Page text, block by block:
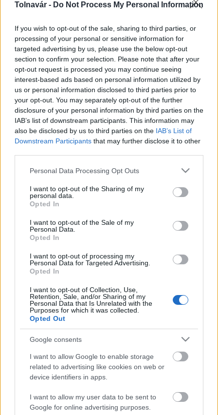
Tolnavár - Do Not Process My Personal Information
If you wish to opt-out of the sale, sharing to third parties, or
processing of your personal or sensitive information for
targeted advertising by us, please use the below opt-out
section to confirm your selection. Please note that after your
opt-out request is processed you may continue seeing
interest-based ads based on personal information utilized by
us or personal information disclosed to third parties prior to
your opt-out. You may separately opt-out of the further
disclosure of your personal information by third parties on the
IAB’s list of downstream participants. This information may
also be disclosed by us to third parties on the IAB’s List of
Downstream Participants that may further disclose it to other
Please note that this website/app uses one or more Google
not limited to your visit or usage behaviour. You may click to
grant or deny consent to Google and its third-party tags to
use your data for below specified purposes in below Google
consent section.
Personal Data Processing Opt Outs
I want to opt-out of the Sharing of my
personal data.
Opted In
I want to opt-out of the Sale of my
Personal Data.
Opted In
I want to opt-out of processing my
Personal Data for Targeted Advertising.
Opted In
I want to opt-out of Collection, Use,
Retention, Sale, and/or Sharing of my
Personal Data that Is Unrelated with the
Purposes for which it was collected.
Opted Out
Google consents
I want to allow Google to enable storage
related to advertising like cookies on web or
device identifiers in apps.
I want to allow my user data to be sent to
Google for online advertising purposes.
FELIRATKOZÁS
LEGFRISSEBB
Országos hírek Duna hőség
Megérkezett az eső a Duna
vízgyűjtőjére
Országos hírek
Egyetem
Országos hírek
szúnyoginvázió elkerülésében
Országos hírek
FELHASZNÁLTA AZ EMBERISÉG A FÖLD EGÉSZ
ÉVRE ELEGENDŐ ERŐFORRÁSAIT
HIRDETÉS
HIRDETÉS
HIRDETÉS